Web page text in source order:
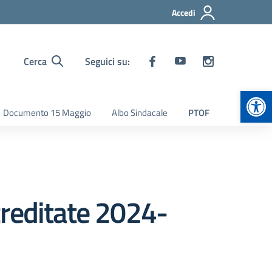
Accedi
Cerca Seguici su:
Documento 15 Maggio Albo Sindacale PTOF
2024-